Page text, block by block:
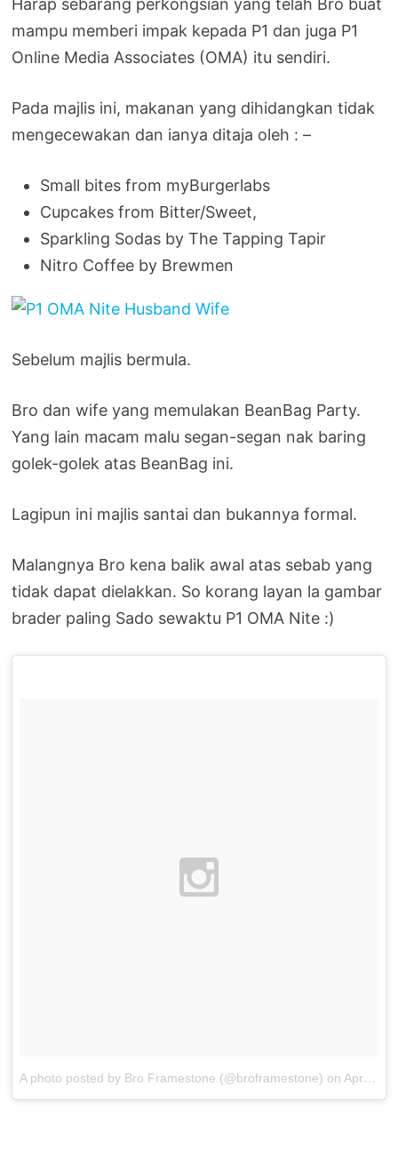
mampu memberi impak kepada P1 dan juga P1
Online Media Associates (OMA) itu sendiri.
Pada majlis ini, makanan yang dihidangkan tidak
mengecewakan dan ianya ditaja oleh : –
Small bites from myBurgerlabs
Cupcakes from Bitter/Sweet,
Sparkling Sodas by The Tapping Tapir
Nitro Coffee by Brewmen
Sebelum majlis bermula.
Bro dan wife yang memulakan BeanBag Party.
Yang lain macam malu segan-segan nak baring
golek-golek atas BeanBag ini.
Lagipun ini majlis santai dan bukannya formal.
Malangnya Bro kena balik awal atas sebab yang
tidak dapat dielakkan. So korang layan la gambar
brader paling Sado sewaktu P1 OMA Nite :)
A photo posted by Bro Framestone (@broframestone) on Apr 30, 2015 at 8:22am PDT